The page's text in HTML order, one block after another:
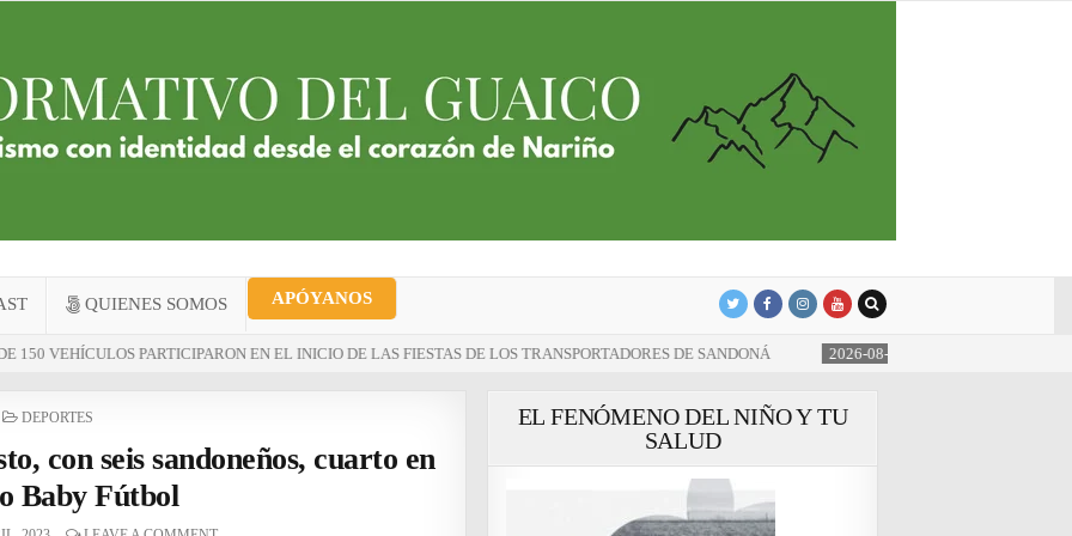
QUIENES SOMOS APÓYANOS
PARTICIPARON EN EL INICIO DE LAS FIESTAS DE LOS TRANSPORTADORES DE SANDONÁ 2026-08-08 ENTREGAN 230 METROS DE
POSTED
DEPORTES
con seis sandoneños, cuarto en
Baby Fútbol
EL FENÓMENO DEL NIÑO Y TU
SALUD
en Facebook!
Síguenos en Facebook para no perderte ninguna noticia de Sandoná y Nariño